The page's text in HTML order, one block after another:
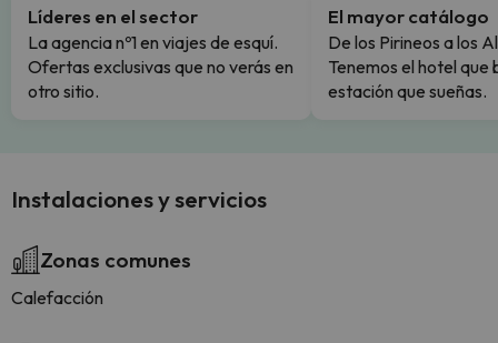
Líderes en el sector
La agencia nº1 en viajes de esquí.
Ofertas exclusivas que no verás en
otro sitio.
El mayor catálogo
De los Pirineos a los
Tenemos el hotel que
estación que sueñas.
Instalaciones y servicios
Zonas comunes
Calefacción